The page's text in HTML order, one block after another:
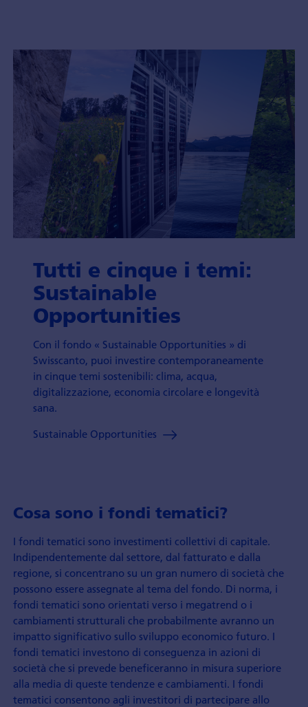
Tutti e cinque i temi:
Sustainable
Opportunities
Con il fondo « Sustainable Opportunities » di
Swisscanto, puoi investire contemporaneamente
in cinque temi sostenibili: clima, acqua,
digitalizzazione, economia circolare e longevità
sana.
Sustainable Opportunities
Cosa sono i fondi tematici?
I fondi tematici sono investimenti collettivi di capitale.
Indipendentemente dal settore, dal fatturato e dalla
regione, si concentrano su un gran numero di società che
possono essere assegnate al tema del fondo. Di norma, i
fondi tematici sono orientati verso i megatrend o i
cambiamenti strutturali che probabilmente avranno un
impatto significativo sullo sviluppo economico futuro. I
fondi tematici investono di conseguenza in azioni di
società che si prevede beneficeranno in misura superiore
alla media di queste tendenze e cambiamenti. I fondi
tematici consentono agli investitori di partecipare allo